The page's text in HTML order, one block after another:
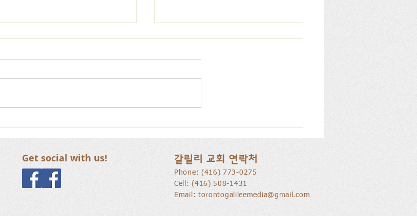
새로운 가치를 세워가는 신앙
공동체
Get social with us! 갈릴리 교회 연락처
Phone: ​(416) 773-0275
Cell: (416) 508-1431
Email: torontogalileemedia@gmail.com